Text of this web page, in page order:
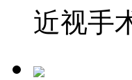
近视手